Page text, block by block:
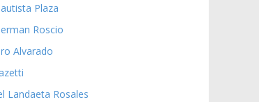
Plaza
Roscio
Alvarado
Landaeta Rosales